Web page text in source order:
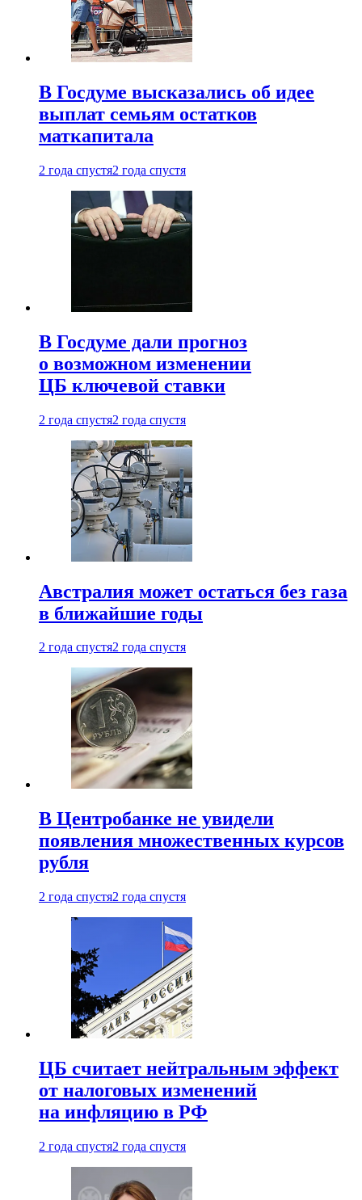
В Госдуме высказались об идее
выплат семьям остатков
маткапитала
2 года спустя2 года спустя
В Госдуме дали прогноз
о возможном изменении
ЦБ ключевой ставки
2 года спустя2 года спустя
Австралия может остаться без газа
в ближайшие годы
2 года спустя2 года спустя
В Центробанке не увидели
появления множественных курсов
рубля
2 года спустя2 года спустя
ЦБ считает нейтральным эффект
от налоговых изменений
на инфляцию в РФ
2 года спустя2 года спустя